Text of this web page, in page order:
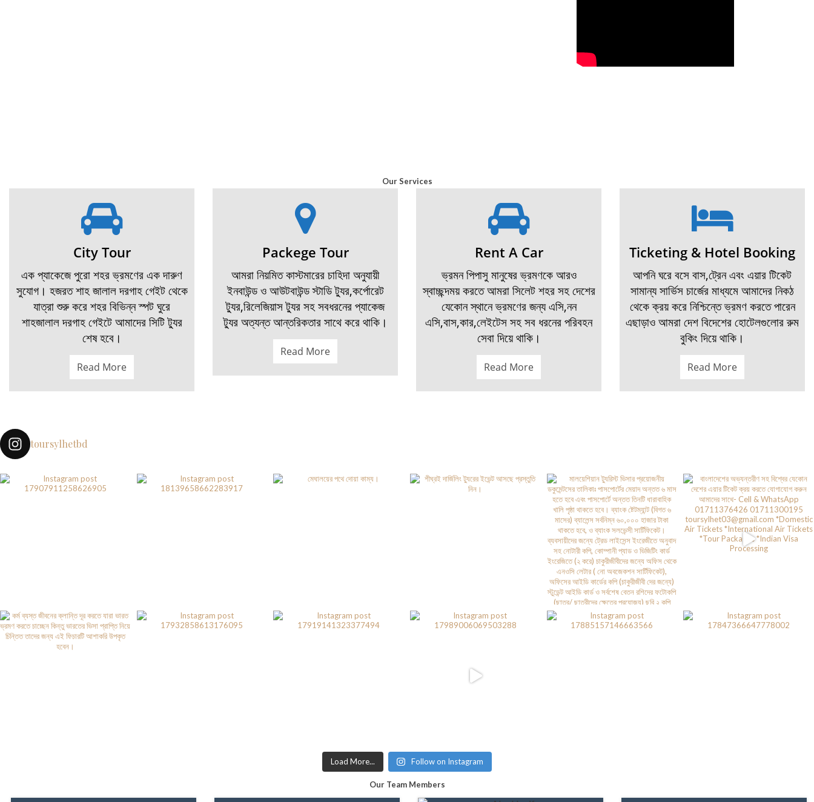
Our Services
City Tour
এক প্যাকেজে পুরো শহর ভ্রমণের এক দারুণ
সুযোগ। হজরত শাহ জালাল দরগাহ গেইট থেকে
যাত্রা শুরু করে শহর বিভিন্ন স্পট ঘুরে
শাহজালাল দরগাহ গেইটে আমাদের সিটি ট্যুর
শেষ হবে।
Read More
Packege Tour
আমরা নিয়মিত কাস্টমারের চাহিদা অনুযায়ী
ইনবাউন্ড ও আউটবাউন্ড স্টাডি ট্যুর,কর্পোরেট
ট্যুর,রিলেজিয়াস ট্যুর সহ সবধরনের প্যাকেজ
ট্যুর অত্যন্ত আন্তরিকতার সাথে করে থাকি।
Read More
Rent A Car
ভ্রমন পিপাসু মানুষের ভ্রমণকে আরও
স্বাচ্ছন্দময় করতে আমরা সিলেট শহর সহ দেশের
যেকোন স্থানে ভ্রমণের জন্য এসি,নন
এসি,বাস,কার,লেইটেস সহ সব ধরনের পরিবহন
সেবা দিয়ে থাকি।
Read More
Ticketing & Hotel Booking
আপনি ঘরে বসে বাস,ট্রেন এবং এয়ার টিকেট
সামান্য সার্ভিস চার্জের মাধ্যমে আমাদের নিকঠ
থেকে ক্রয় করে নিশ্চিন্তে ভ্রমণ করতে পারেন
এছাড়াও আমরা দেশ বিদেশের হোটেলগুলোর রুম
বুকিং দিয়ে থাকি।
Read More
toursylhetbd
Load More... Follow on Instagram
Our Team Members